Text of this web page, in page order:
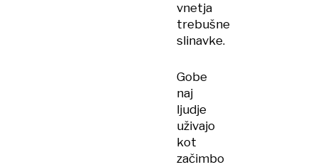
vnetja
trebušne
slinavke.
Gobe
naj
ljudje
uživajo
kot
začimbo